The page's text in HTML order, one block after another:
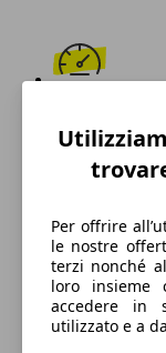
Benzina
Carburante
Per offrire
le nostre
terzi nonché
loro insieme
accedere in
utilizzato e a